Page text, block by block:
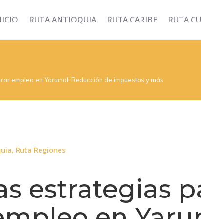
RUTA ANTIOQUIA RUTA CARIBE RUTA
empleo en Yarumal: Reducción de impuestos y más
, Ruta Regiones
estrategias